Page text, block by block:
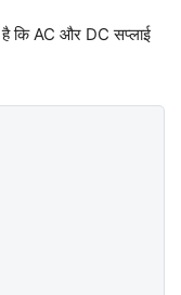
कि AC और DC सप्लाई